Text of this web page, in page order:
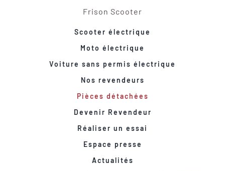
Frison Scooter
Scooter électrique
Moto électrique
Voiture sans permis électrique
Nos revendeurs
Pièces détachées
Devenir Revendeur
Réaliser un essai
Espace presse
Actualités